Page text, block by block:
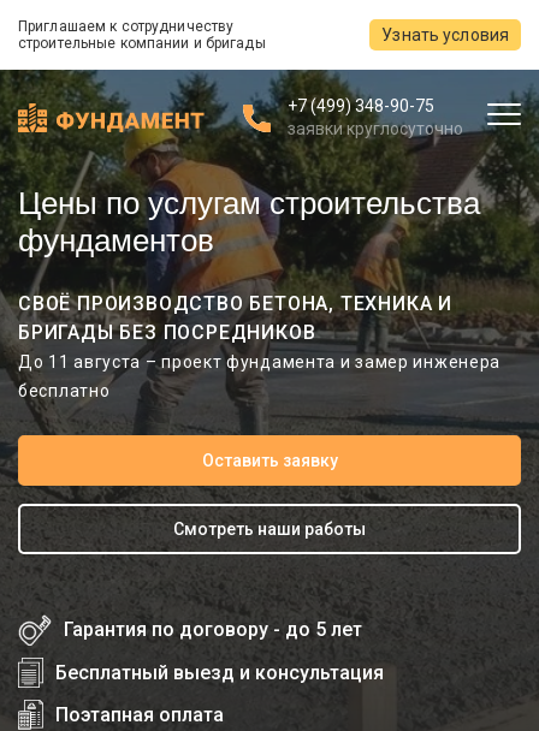
Приглашаем к сотрудничеству
строительные компании и бригады
Узнать условия
+7 (499) 348-90-75
заявки круглосуточно
Цены по услугам строительства
фундаментов
СВОЁ ПРОИЗВОДСТВО БЕТОНА, ТЕХНИКА И
БРИГАДЫ БЕЗ ПОСРЕДНИКОВ
До 11 августа – проект фундамента и замер инженера
бесплатно
Оставить заявку
Смотреть наши работы
Гарантия по договору - до 5 лет
Бесплатный выезд и консультация
Поэтапная оплата